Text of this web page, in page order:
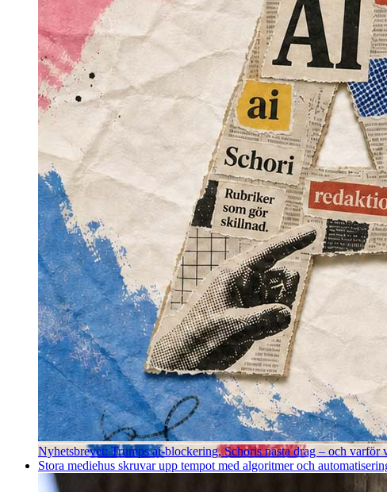
Nyhetsbrevet: Trumps ai-blockering, Schoris nästa drag – och varför
Stora mediehus skruvar upp tempot med algoritmer och